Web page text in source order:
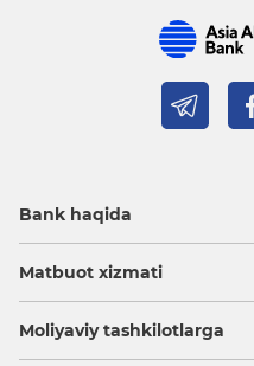
Bank haqida
Matbuot xizmati
Moliyaviy tashkilotlarga